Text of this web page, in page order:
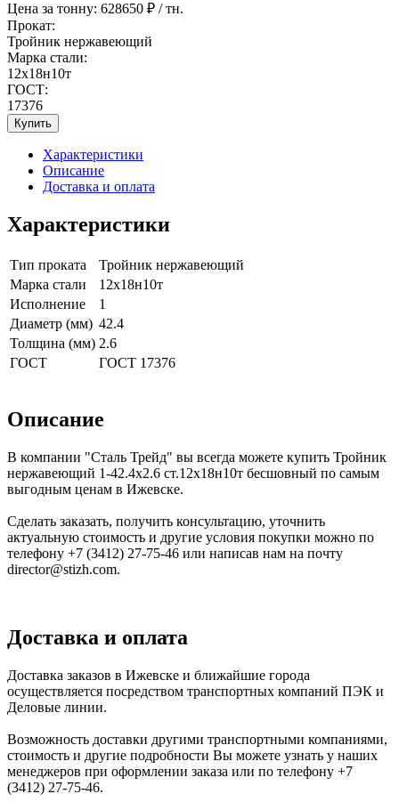
Цена за тонну: 628650 ₽ / тн.
Прокат:
Тройник нержавеющий
Марка стали:
12х18н10т
ГОСТ:
17376
Купить
Характеристики
Описание
Доставка и оплата
Характеристики
Тип проката
Тройник нержавеющий
Марка стали
12х18н10т
Исполнение
1
Диаметр (мм) 42.4
Толщина (мм) 2.6
ГОСТ
ГОСТ 17376
Описание
В компании "Сталь Трейд" вы всегда можете купить Тройник
нержавеющий 1-42.4х2.6 ст.12х18н10т бесшовный по самым
выгодным ценам в Ижевске.
Сделать заказать, получить консультацию, уточнить
актуальную стоимость и другие условия покупки можно по
телефону +7 (3412) 27-75-46 или написав нам на почту
director@stizh.com.
Доставка и оплата
Доставка заказов в Ижевске и ближайшие города
осуществляется посредством транспортных компаний ПЭК и
Деловые линии.
Возможность доставки другими транспортными компаниями,
стоимость и другие подробности Вы можете узнать у наших
менеджеров при оформлении заказа или по телефону +7
(3412) 27-75-46.